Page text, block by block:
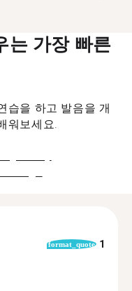
는 가장 빠른
습을 하고 발음을 개
워보세요.
format_quote 1